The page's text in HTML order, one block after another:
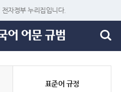
자정부 누리집입니다.
표준어 규정